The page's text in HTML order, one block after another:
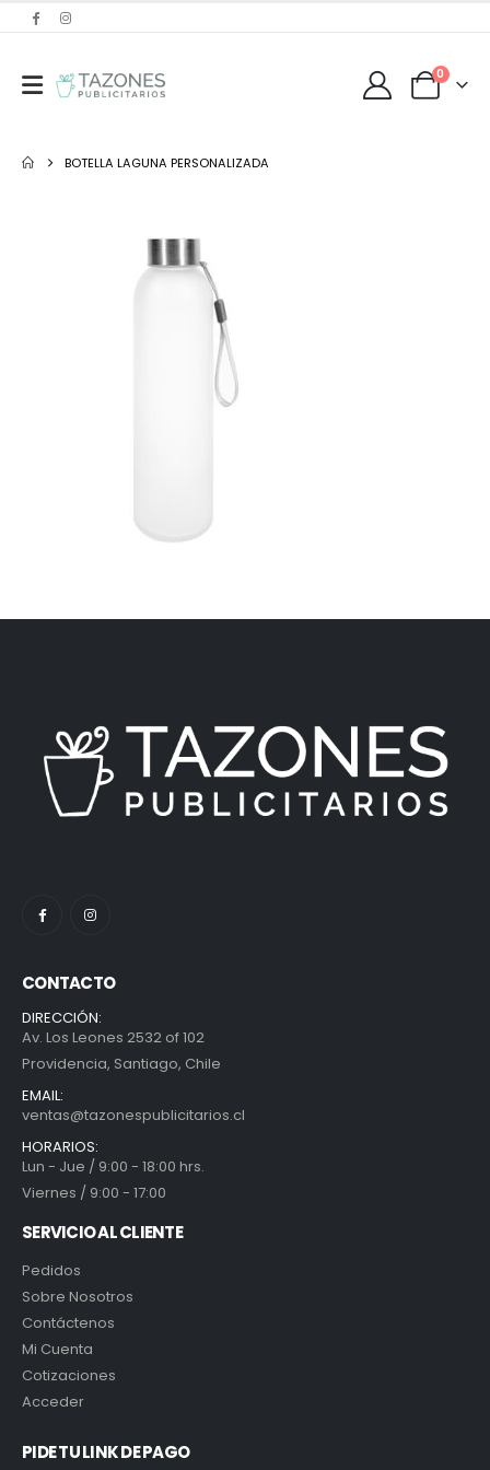
0
BOTELLA LAGUNA PERSONALIZADA
CONTACTO
DIRECCIÓN:
Av. Los Leones 2532 of 102
Providencia, Santiago, Chile
EMAIL:
ventas@tazonespublicitarios.cl
HORARIOS:
Lun - Jue / 9:00 - 18:00 hrs.
Viernes / 9:00 - 17:00
SERVICIO AL CLIENTE
Pedidos
Sobre Nosotros
Contáctenos
Mi Cuenta
Cotizaciones
Acceder
PIDE TU LINK DE PAGO